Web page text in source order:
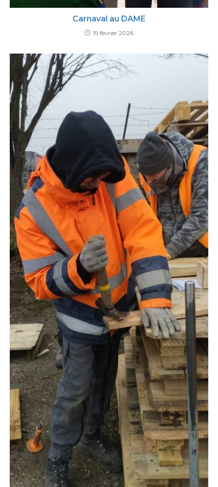
Carnaval au DAME
19 février 2026